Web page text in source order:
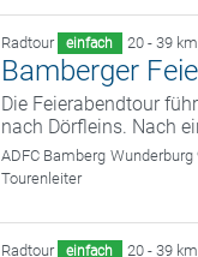
Radtour einfach 20 - 39 km
Bamberger
Die Feierabendtour
nach Dörfleins. Nach
ADFC Bamberg Wunderburg
Tourenleiter
Radtour einfach 20 - 39 km